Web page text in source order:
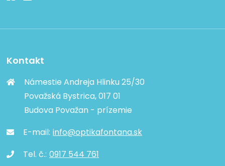
Kontakt
Námestie Andreja Hlinku 25/30
Považská Bystrica, 017 01
Budova Považan - prízemie
E-mail: info@optikafontana.sk
Tel. č.: 0917 544 761